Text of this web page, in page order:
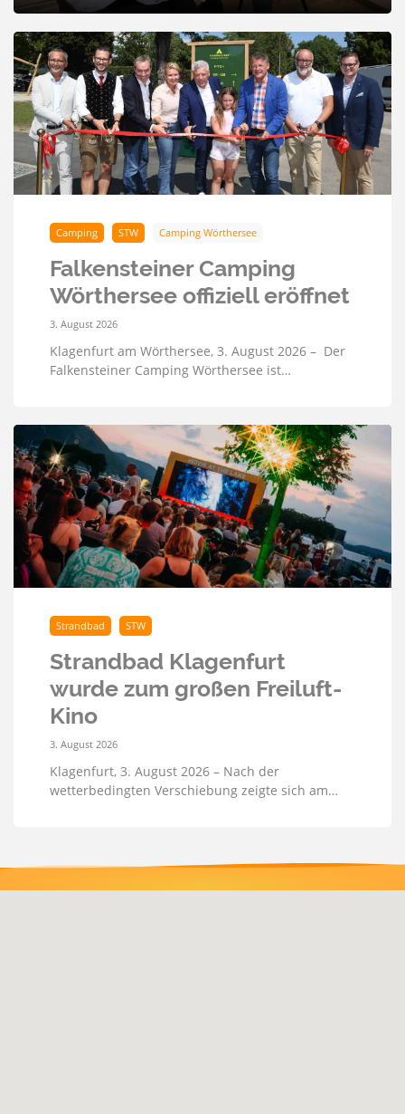
Camping STW Camping Wörthersee
Falkensteiner Camping
Wörthersee offiziell eröffnet
3. August 2026
Klagenfurt am Wörthersee, 3. August 2026 – Der
Falkensteiner Camping Wörthersee ist…
Strandbad STW
Strandbad Klagenfurt
wurde zum großen Freiluft-
Kino
3. August 2026
Klagenfurt, 3. August 2026 – Nach der
wetterbedingten Verschiebung zeigte sich am…